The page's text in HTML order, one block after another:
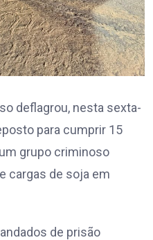
deflagrou, nesta sexta-
para cumprir 15
grupo criminoso
cargas de soja em
de prisão